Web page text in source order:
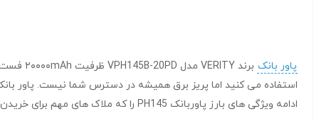
پاور بانک
ادامه ویژگی های بارز پاوربانک PH145 را که ملاک های مهم برای خریدن یک پاوربانک است را توضیح میدهیم